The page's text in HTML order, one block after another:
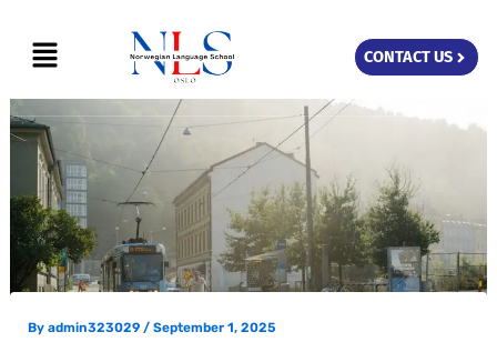
content
Menu CONTACT US
By admin323029 / September 1, 2025